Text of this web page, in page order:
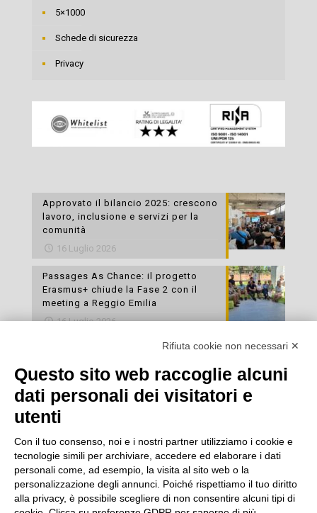
5×1000
Schede di sicurezza
Privacy
Approvato il bilancio 2025: crescono
lavoro, inclusione e servizi per la
comunità
16 Luglio 2026
Passages As Chance: il progetto
Erasmus+ chiude la Fase 2 con il
meeting a Reggio Emilia
16 Luglio 2026
Esami di laboratorio preventivi
cura della propria salute
16 Luglio 2026
Rifiuta cookie non necessari ✕
Questo sito web raccoglie alcuni
dati personali dei visitatori e
utenti
Con il tuo consenso, noi e i nostri partner utilizziamo i cookie e
tecnologie simili per archiviare, accedere ed elaborare i dati
personali come, ad esempio, la visita al sito web o la
personalizzazione degli annunci. Poiché rispettiamo il tuo diritto
alla privacy, è possibile scegliere di non consentire alcuni tipi di